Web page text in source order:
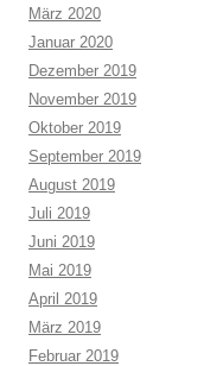
März 2020
Januar 2020
Dezember 2019
November 2019
Oktober 2019
September 2019
August 2019
Juli 2019
Juni 2019
Mai 2019
April 2019
März 2019
Februar 2019